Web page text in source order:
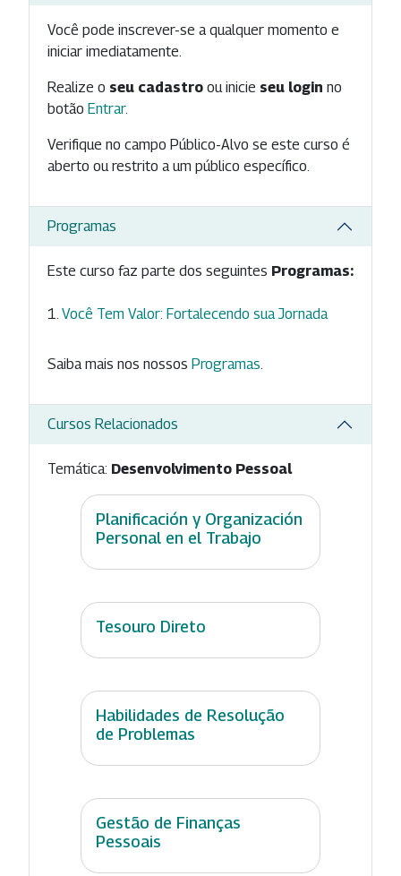
Você pode inscrever-se a qualquer momento e
iniciar imediatamente.
Realize o seu cadastro ou inicie seu login no
botão Entrar.
Verifique no campo Público-Alvo se este curso é
aberto ou restrito a um público específico.
Programas
Este curso faz parte dos seguintes Programas:
Você Tem Valor: Fortalecendo sua Jornada
Saiba mais nos nossos Programas
Cursos Relacionados
Temática: Desenvolvimento Pessoal
Planificación y Organización
Personal en el Trabajo
Tesouro Direto
Habilidades de Resolução
de Problemas
Gestão de Finanças
Pessoais